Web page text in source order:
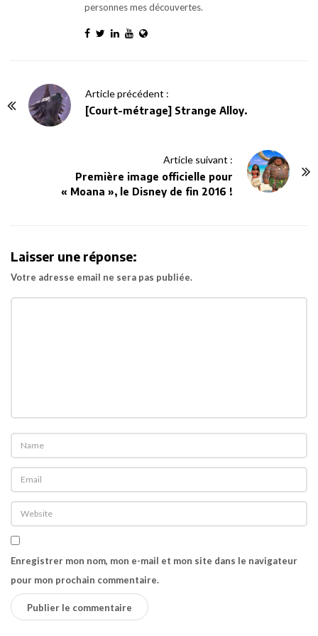
personnes mes découvertes.
Article précédent :
[Court-métrage] Strange Alloy.
Article suivant :
Première image officielle pour
« Moana », le Disney de fin 2016 !
Laisser une réponse:
Votre adresse email ne sera pas publiée.
Enregistrer mon nom, mon e-mail et mon site dans le navigateur
pour mon prochain commentaire.